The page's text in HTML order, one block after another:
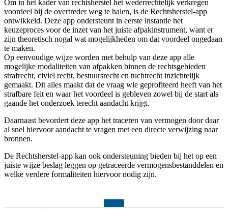
Om in het kader van rechtsherstel het wederrechtelijk verkregen
voordeel bij de overtreder weg te halen, is de Rechtsherstel-app
ontwikkeld. Deze app ondersteunt in eerste instantie het
keuzeproces voor de inzet van het juiste afpakinstrument, want er
zijn theoretisch nogal wat mogelijkheden om dat voordeel ongedaan
te maken.
Op eenvoudige wijze worden met behulp van deze app alle
mogelijke modaliteiten van afpakken binnen de rechtsgebieden
strafrecht, civiel recht, bestuursrecht en tuchtrecht inzichtelijk
gemaakt. Dit alles maakt dat de vraag wie geprofiteerd heeft van het
strafbare feit en waar het voordeel is gebleven zowel bij de start als
gaande het onderzoek terecht aandacht krijgt.
Daarnaast bevordert deze app het traceren van vermogen door daar
al snel hiervoor aandacht te vragen met een directe verwijzing naar
bronnen.
De Rechtsherstel-app kan ook ondersteuning bieden bij het op een
juiste wijze beslag leggen op getraceerde vermogensbestanddelen en
welke verdere formaliteiten hiervoor nodig zijn.